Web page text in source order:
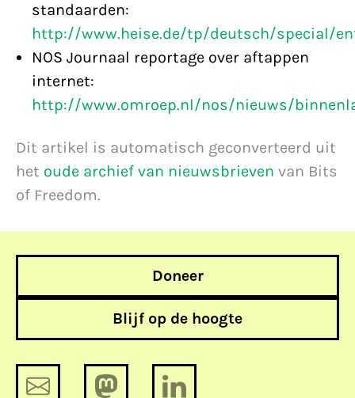
standaarden:
http://www.heise.de/tp/deutsch/special/
NOS Journaal reportage over aftappen
internet:
http://www.omroep.nl/nos/nieuws/
Dit artikel is automatisch geconverteerd uit
het oude archief van nieuwsbrieven van Bits
of Freedom.
Doneer
Blijf op de hoogte